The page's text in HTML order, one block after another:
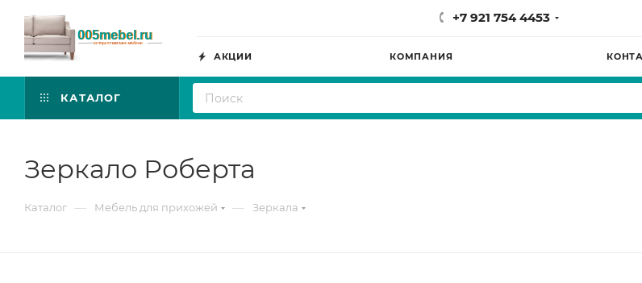
+7 921 754 4453
АКЦИИ КОМПАНИЯ
КАТАЛОГ
Зеркало Роберта
Каталог — Мебель для прихожей — Зеркала